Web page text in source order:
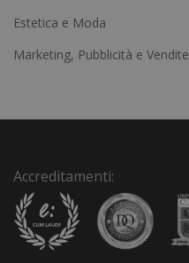
v
Estetica e Moda
Marketing, Pubblicità e Vendite
Accreditamenti: